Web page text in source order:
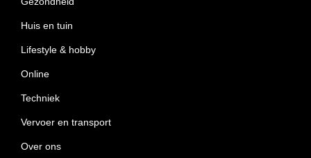
Huis en tuin
Lifestyle & hobby
Online
Techniek
Vervoer en transport
Over ons